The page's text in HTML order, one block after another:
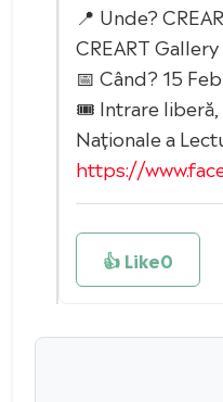
📍 Unde?
CREART
📅 Când? 15
🎟️ Intrare liberă,
Naționale a
https://
👍 Like0